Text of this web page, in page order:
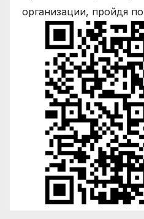
организации, пройдя по